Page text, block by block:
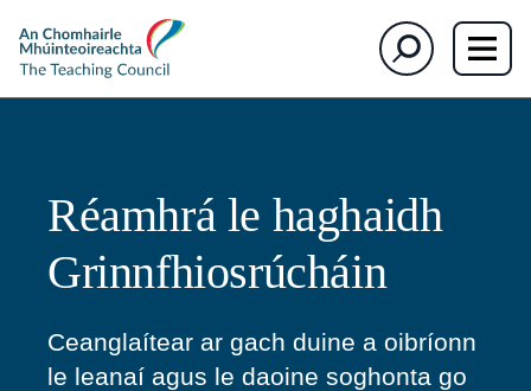
The
Teaching
Council
Cuardaigh
Réamhrá le haghaidh
Grinnfhiosrúcháin
Ceanglaítear ar gach duine a oibríonn
le leanaí agus le daoine soghonta go